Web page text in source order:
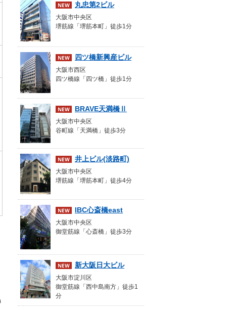
丸忠第2ビル
大阪市中央区
堺筋線「堺筋本町」徒歩1分
四ツ橋新興産ビル
大阪市西区
四ツ橋線「四ツ橋」徒歩1分
BRAVE天満橋Ⅱ
大阪市中央区
谷町線「天満橋」徒歩3分
井上ビル(淡路町)
大阪市中央区
堺筋線「堺筋本町」徒歩4分
IBC心斎橋east
大阪市中央区
御堂筋線「心斎橋」徒歩3分
新大阪日大ビル
大阪市淀川区
御堂筋線「西中島南方」徒歩1
分